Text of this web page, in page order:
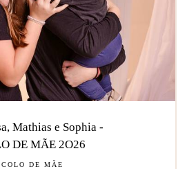
Mathias e Sophia -
DE MÃE 2O26
COLO DE MÃE